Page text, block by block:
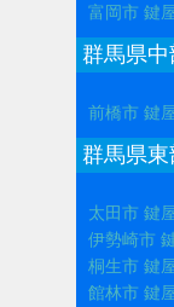
富岡市 鍵
群馬県
前橋市 鍵
群馬県
太田市 鍵
伊勢崎市
桐生市 鍵
館林市 鍵